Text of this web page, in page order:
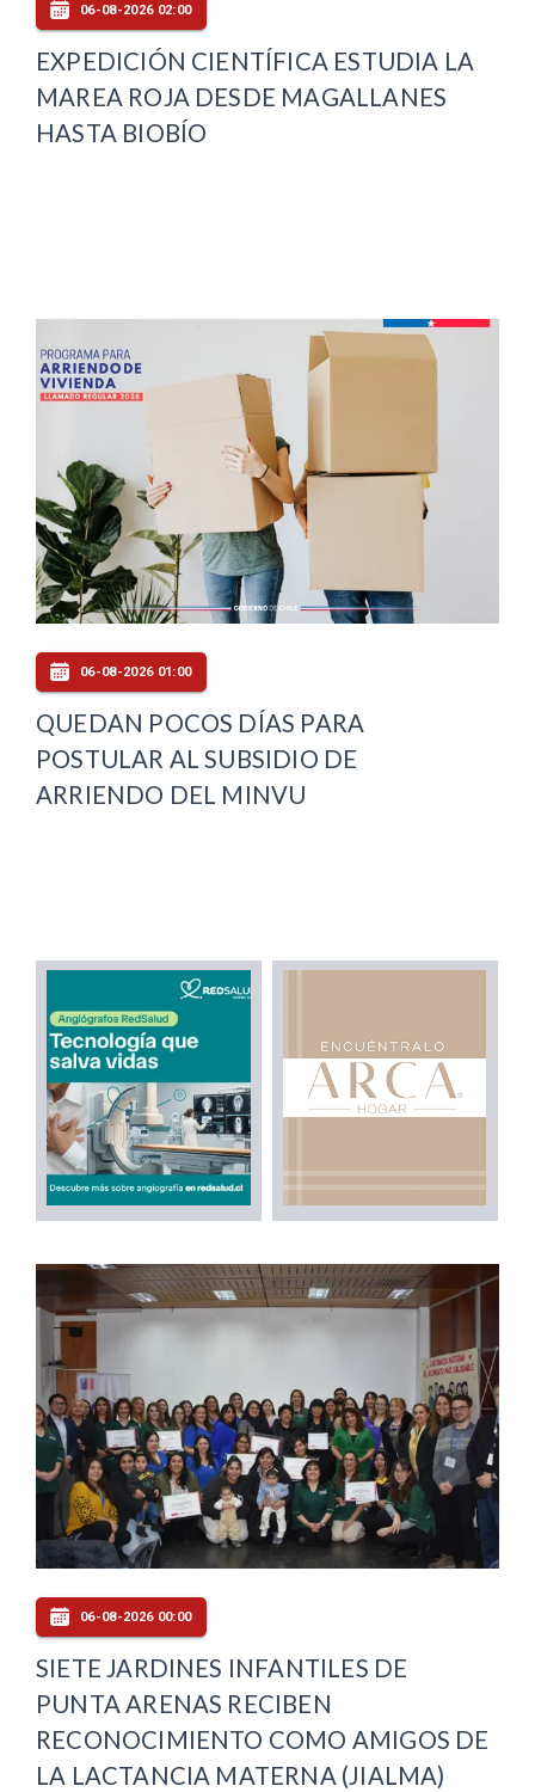
06-08-2026 02:00
EXPEDICIÓN CIENTÍFICA ESTUDIA LA
MAREA ROJA DESDE MAGALLANES
HASTA BIOBÍO
06-08-2026 01:00
QUEDAN POCOS DÍAS PARA
POSTULAR AL SUBSIDIO DE
ARRIENDO DEL MINVU
06-08-2026 00:00
SIETE JARDINES INFANTILES DE
PUNTA ARENAS RECIBEN
RECONOCIMIENTO COMO AMIGOS DE
LA LACTANCIA MATERNA (JIALMA)